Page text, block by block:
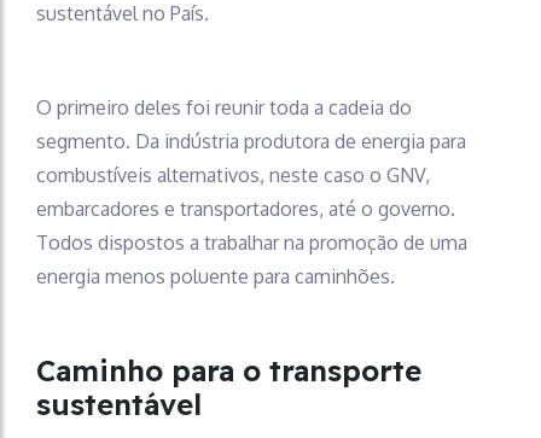
sustentável no País.
O primeiro deles foi reunir toda a cadeia do
segmento. Da indústria produtora de energia para
combustíveis alternativos, neste caso o GNV,
embarcadores e transportadores, até o governo.
Todos dispostos a trabalhar na promoção de uma
energia menos poluente para caminhões.
Caminho para o transporte
sustentável